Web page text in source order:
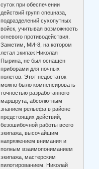
суток при обеспечении
действий групп спецназа,
подразделений сухопутных
войск, учитывая возможность
огневого противодействия.
Заметим, МИ-8, на котором
летал экипаж Николая
Пырина, не был оснащен
приборами для ночных
полетов. Этот недостаток
можно было компенсировать
точностью разработанного
маршрута, абсолютным
знанием рельефа в районе
предстоящих действий,
безошибочной работы всего
экипажа, высочайшим
напряжением внимания и
полным взаимопониманием
экипажа, мастерским
пилотированием. Николай